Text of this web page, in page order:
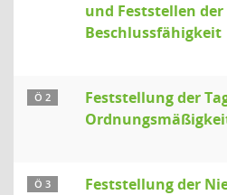
und Feststellen der
Beschlussfähigkeit
Ö 2
Feststellung der
Ö 3
Feststellung der